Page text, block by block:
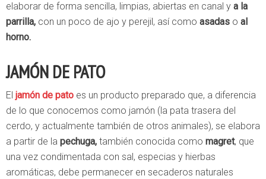
elaborar de forma sencilla, limpias, abiertas en canal y a la
parrilla, con un poco de ajo y perejil, así como asadas o al
horno.
JAMÓN DE PATO
El jamón de pato es un producto preparado que, a diferencia
de lo que conocemos como jamón (la pata trasera del
cerdo, y actualmente también de otros animales), se elabora
a partir de la pechuga, también conocida como magret, que
una vez condimentada con sal, especias y hierbas
aromáticas, debe permanecer en secaderos naturales